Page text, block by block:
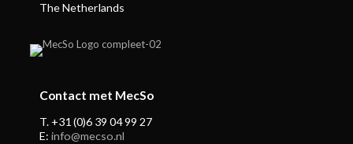
The Netherlands
Contact met MecSo
T. +31 (0)6 39 04 99 27
E: info@mecso.nl